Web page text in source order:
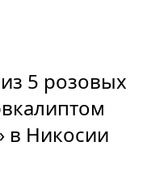
5 розовых
в Никосии